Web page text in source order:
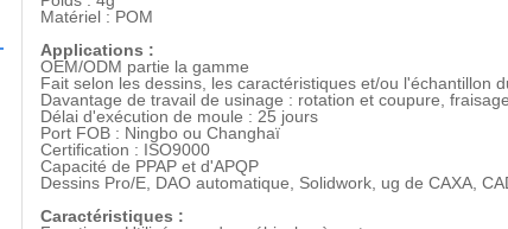
Matériel : POM
Applications :
OEM/ODM partie la gamme
Fait selon les dessins, les caractéristiques et/ou l'échantillon
Davantage de travail de usinage : rotation et coupure,
Délai d'exécution de moule : 25 jours
Port FOB : Ningbo ou Changhaï
Certification : ISO9000
Capacité de PPAP et d'APQP
Dessins Pro/E, DAO automatique, Solidwork, ug de CAXA,
Caractéristiques :